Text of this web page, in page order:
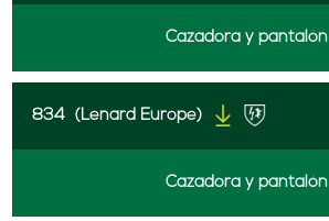
Cazadora y pantalón
834 (Lenard Europe)
Cazadora y pantalón